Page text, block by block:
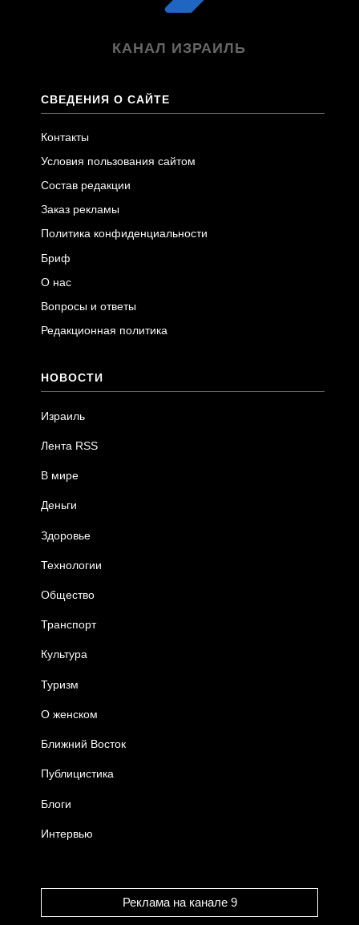
КАНАЛ ИЗРАИЛЬ
СВЕДЕНИЯ О САЙТЕ
Контакты
Условия пользования сайтом
Состав редакции
Заказ рекламы
Политика конфиденциальности
Бриф
О нас
Вопросы и ответы
Редакционная политика
НОВОСТИ
Израиль
Лента RSS
В мире
Деньги
Здоровье
Технологии
Общество
Транспорт
Культура
Туризм
О женском
Ближний Восток
Публицистика
Блоги
Интервью
Реклама на канале 9